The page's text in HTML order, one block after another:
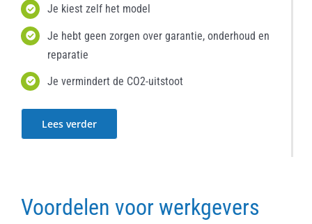
Je kiest zelf het model
Je hebt geen zorgen over garantie, onderhoud en
reparatie
Je vermindert de CO2-uitstoot
Lees verder
Voordelen voor werkgevers